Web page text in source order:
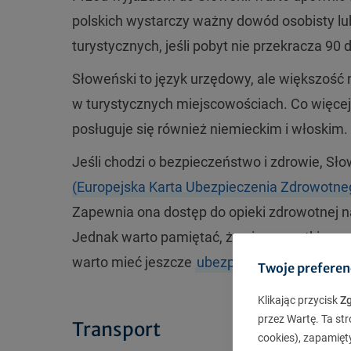
polskich wystarczy ważny dowód osobisty
turystycznych, jeśli pobyt nie przekracza 90
Słoweński to język urzędowy, ale
w turystycznych miejscowościach. Co
posługuje się również niemieckim i
Jeśli chodzi o bezpieczeństwo i zdrowie,
(Europejska Karta Ubezpieczenia
Zapewnia ona dostęp do opieki zdrowotnej
Jednak warto pamiętać, że nie wszystkie
warto mieć jeszcze ubezpieczenie
Transport
Twoje
Klikając przycisk
przez Wartę. Ta
cookies),